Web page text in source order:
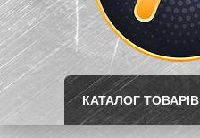
КАТАЛОГ ТОВАРІВ